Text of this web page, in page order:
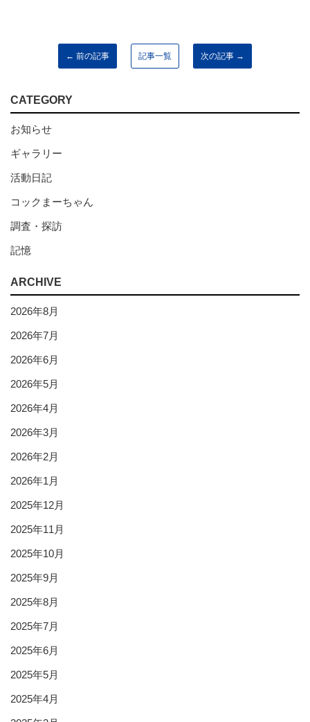
← 前の記事 記事一覧 次の記事 →
CATEGORY
お知らせ
ギャラリー
活動日記
コックまーちゃん
調査・探訪
記憶
ARCHIVE
2026年8月
2026年7月
2026年6月
2026年5月
2026年4月
2026年3月
2026年2月
2026年1月
2025年12月
2025年11月
2025年10月
2025年9月
2025年8月
2025年7月
2025年6月
2025年5月
2025年4月